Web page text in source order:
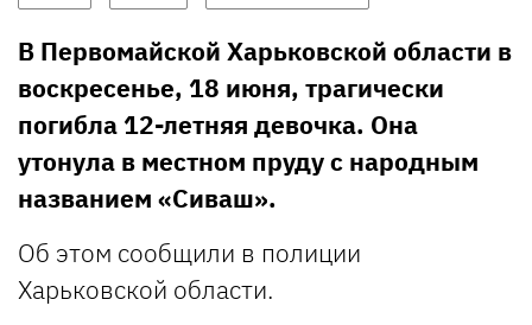
В Первомайской Харьковской области в
воскресенье, 18 июня, трагически
погибла 12-летняя девочка. Она
утонула в местном пруду с народным
названием «Сиваш».
Об этом сообщили в полиции
Харьковской области.